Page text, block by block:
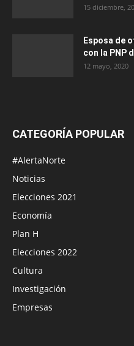
15 diciembre,
Esposa de
con la PNP
12 mayo, 2020
CATEGORÍA POPULAR
#AlertaNorte
Noticias
Elecciones 2021
Economía
Plan H
Elecciones 2022
Cultura
Investigación
Empresas